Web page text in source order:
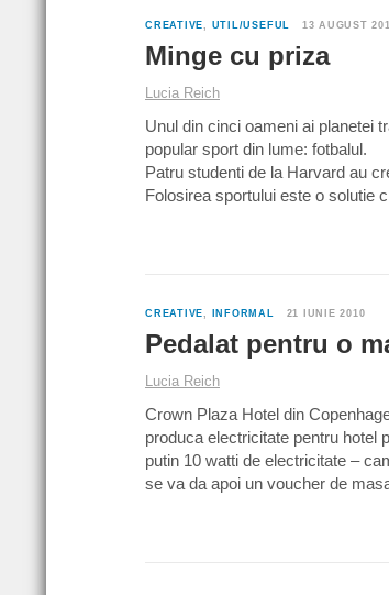
CREATIVE, UTIL/USEFUL 13 AUGUST
Minge cu priza
Lucia Reich
Unul din cinci oameni ai planetei
popular sport din lume: fotbalul.
Patru studenti de la Harvard au
Folosirea sportului este o solutie
CREATIVE, INFORMAL 21 IUNIE 2010
Pedalat pentru o
Lucia Reich
Crown Plaza Hotel din
produca electricitate pentru hotel
putin 10 watti de electricitate –
se va da apoi un voucher de